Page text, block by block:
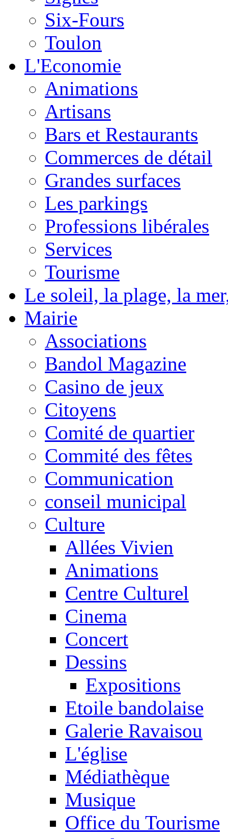
Six-Fours
Toulon
L'Economie
Animations
Artisans
Bars et Restaurants
Commerces de détail
Grandes surfaces
Les parkings
Professions libérales
Services
Tourisme
Le soleil, la plage, la
Mairie
Associations
Bandol Magazine
Casino de jeux
Citoyens
Comité de quartier
Commité des fêtes
Communication
conseil municipal
Culture
Allées Vivien
Animations
Centre Culturel
Cinema
Concert
Dessins
Expositions
Etoile bandolaise
Galerie Ravaisou
L'église
Médiathèque
Musique
Office du Tourisme